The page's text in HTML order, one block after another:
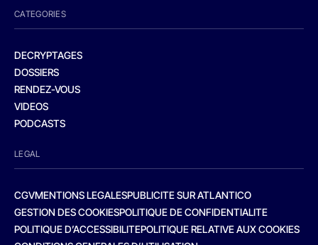
CATEGORIES
DECRYPTAGES
DOSSIERS
RENDEZ-VOUS
VIDEOS
PODCASTS
LEGAL
CGVMENTIONS LEGALESPUBLICITE SUR ATLANTICO
GESTION DES COOKIESPOLITIQUE DE CONFIDENTIALITE
POLITIQUE D’ACCESSIBILITEPOLITIQUE RELATIVE AUX COOKIES